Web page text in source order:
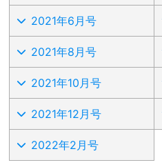
2021年6月号
2021年8月号
2021年10月号
2021年12月号
2022年2月号